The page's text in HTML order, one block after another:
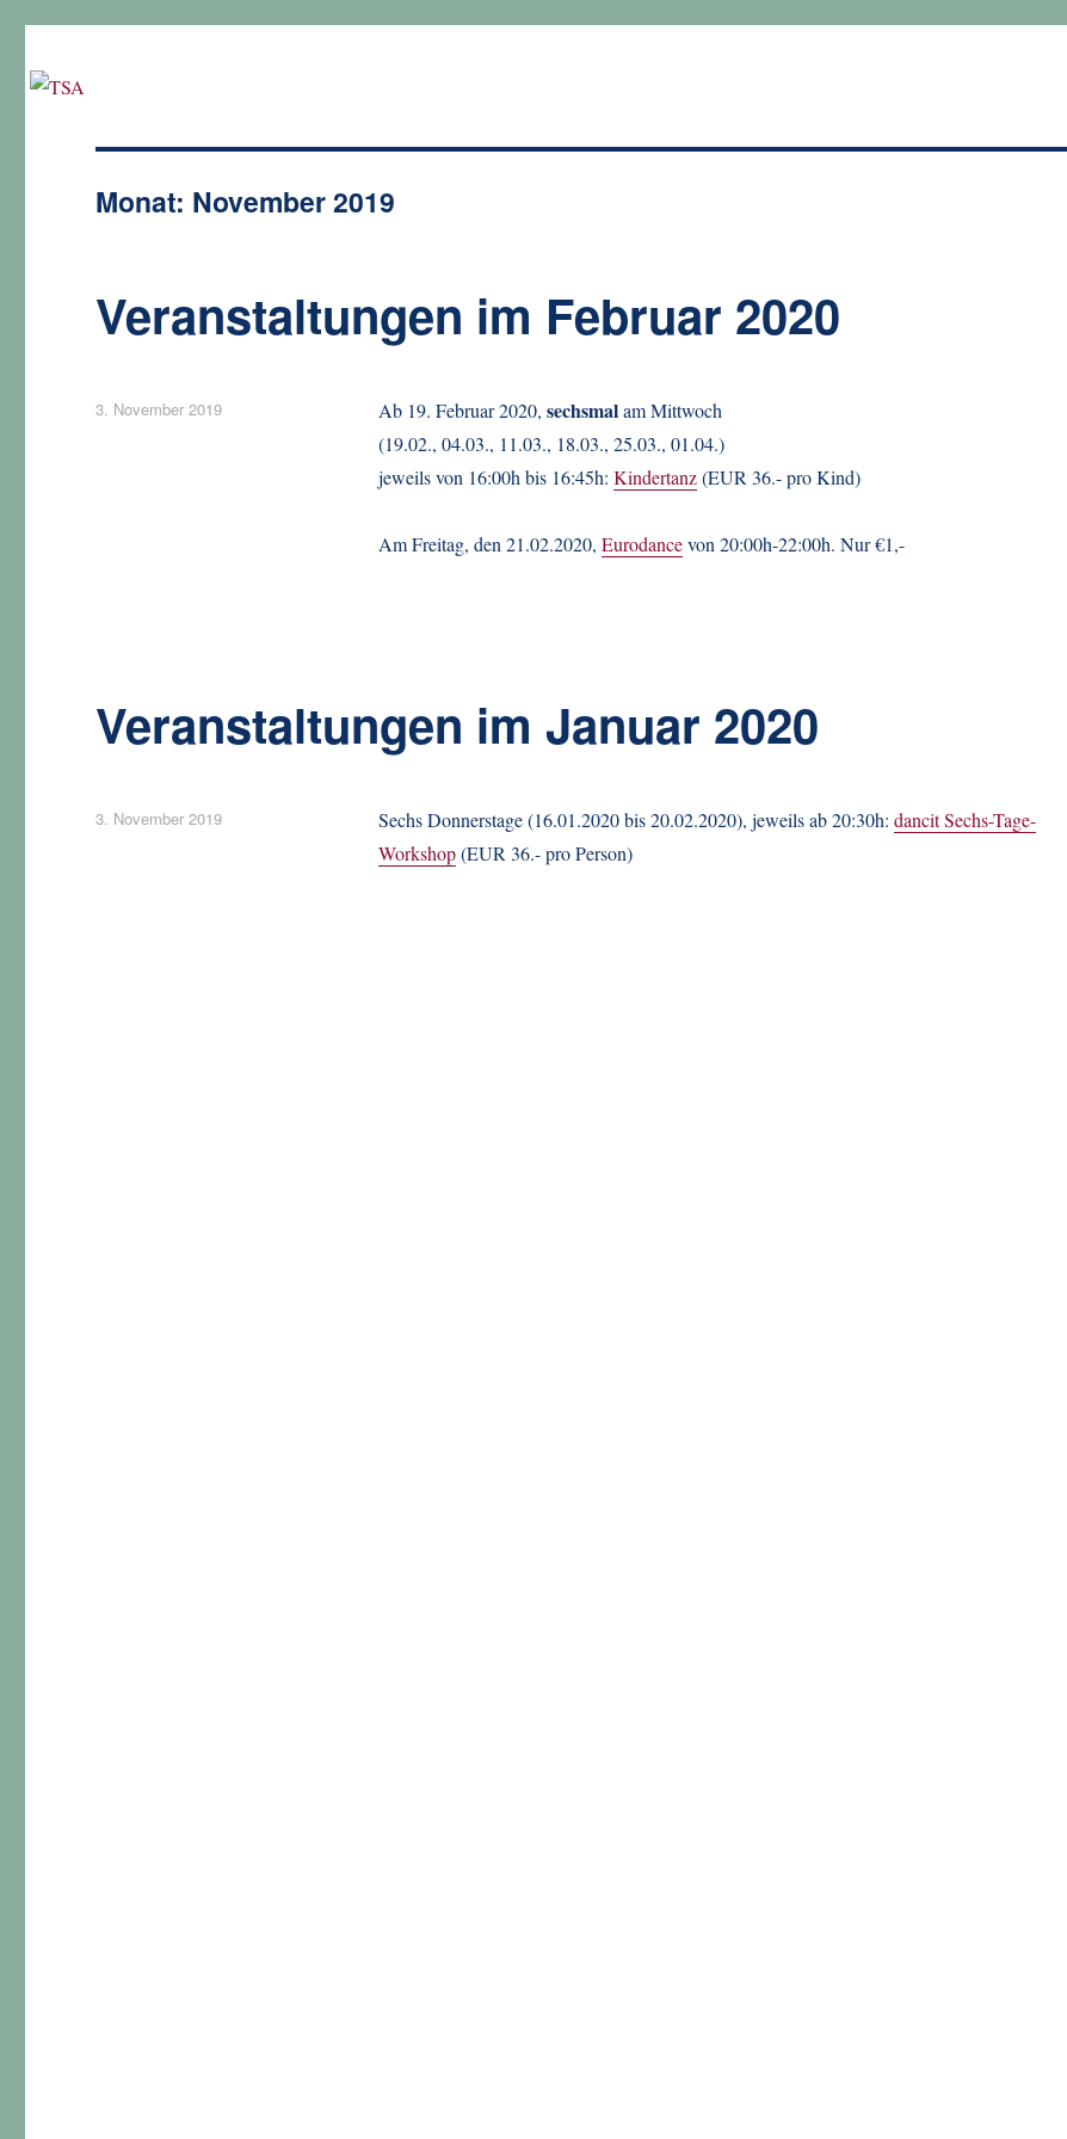
Monat: November 2019
Veranstaltungen im Februar 2020
Ab 19. Februar 2020, sechsmalam Mittwoch
(19.02., 04.03., 11.03., 18.03., 25.03., 01.04.)
jeweils von 16:00h bis 16:45h: Kindertanz(EUR 36.- pro Kind)
Am Freitag, den 21.02.2020, Eurodancevon 20:00h-22:00h. Nur €1,-
Veröffentlicht
3. November 2019
Veranstaltungen im Januar 2020
Sechs Donnerstage (16.01.2020 bis 20.02.2020), jeweils ab 20:30h: dancit Sechs-Tage-
Workshop(EUR 36.- pro Person)
Veröffentlicht
3. November 2019